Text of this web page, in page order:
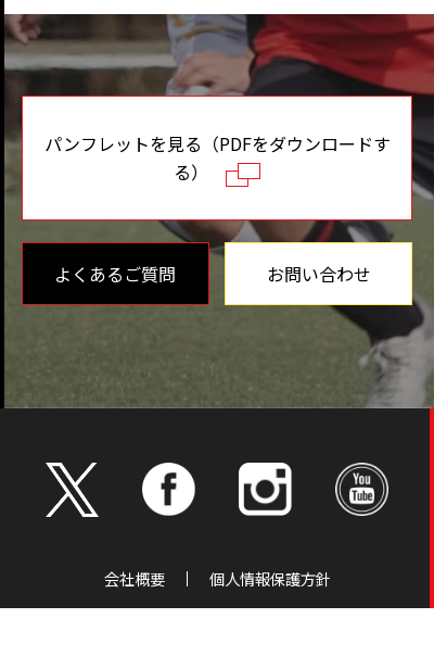
パンフレットを見る（PDFをダウンロードす
る）
よくあるご質問 お問い合わせ
会社概要 個人情報保護方針